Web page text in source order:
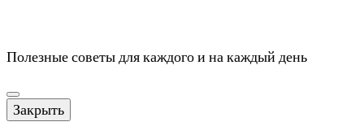
Полезные советы для каждого и на каждый день
Закрыть